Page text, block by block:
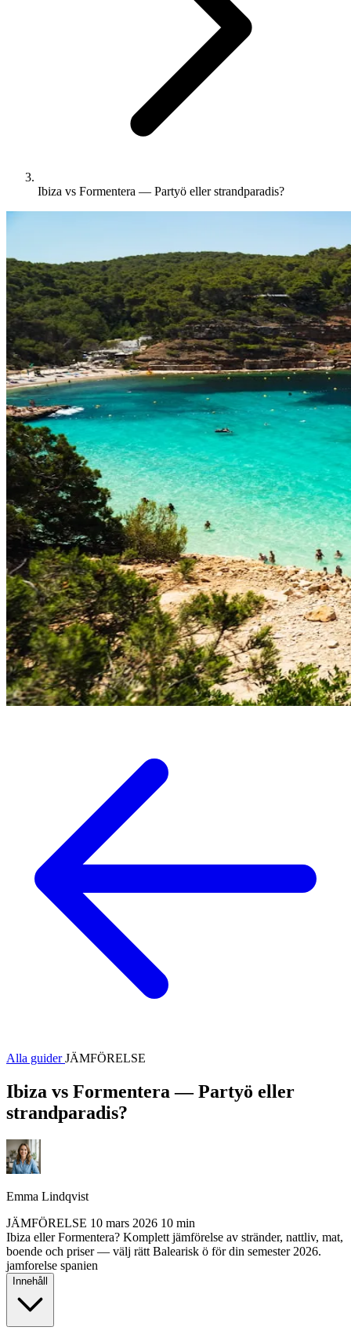
Ibiza vs Formentera — Partyö eller strandparadis?
Alla guiderJÄMFÖRELSE
Ibiza vs Formentera — Partyö eller
strandparadis?
Emma Lindqvist
JÄMFÖRELSE 10 mars 2026 10 min
Ibiza eller Formentera? Komplett jämförelse av stränder, nattliv, mat,
boende och priser — välj rätt Balearisk ö för din semester 2026.
jamforelse spanien
Innehåll